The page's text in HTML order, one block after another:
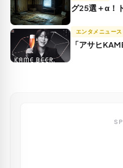
グ25選＋α！
エンタメニュース
「アサヒ